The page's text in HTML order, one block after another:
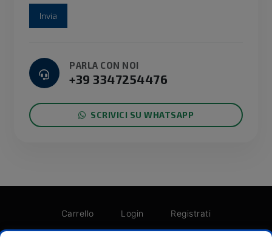
Invia
PARLA CON NOI
+39 3347254476
SCRIVICI SU WHATSAPP
Carrello Login Registrati